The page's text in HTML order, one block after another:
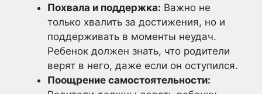
Похвала и поддержка: Важно не
только хвалить за достижения, но и
поддерживать в моменты неудач.
Ребенок должен знать, что родители
верят в него, даже если он оступился.
Поощрение самостоятельности: